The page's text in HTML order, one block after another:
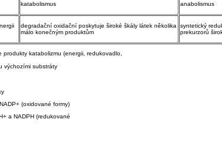
katabolismus anabolismus
degradační oxidační poskytuje široké škály látek několika
málo konečným produktům
syntetický
prekurzorů
katabolizmu (energii, redukovadlo,
výchozími substráty
(oxidované formy)
a NADPH (redukované